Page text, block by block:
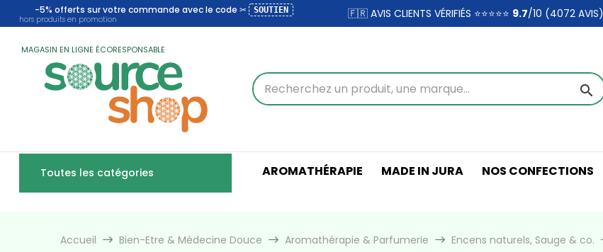
-5% offerts sur votre commande avec le code ✂ SOUTIEN
hors produits en promotion 🇫🇷 AVIS CLIENTS VÉRIFIÉS ⭐⭐⭐⭐⭐ 9.7/10 (4072 AVIS)
MAGASIN EN LIGNE ÉCORESPONSABLE
search
Toutes les catégories AROMATHÉRAPIE MADE IN JURA NOS CONFECTIONS
Accueil Bien-Etre & Médecine Douce Aromathérapie & Parfumerie Encens naturels, Sauge & co.